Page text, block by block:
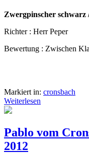
Zwergpinscher
Richter : Herr Peper
Bewertung : Zwischen
Markiert in: cronsbach
Weiterlesen
Pablo vom
2012